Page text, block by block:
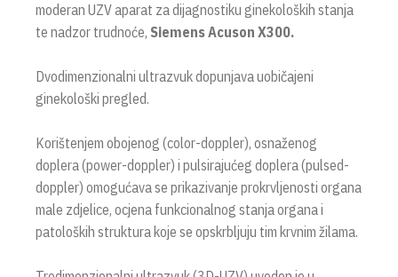
moderan UZV aparat za dijagnostiku ginekoloških stanja
te nadzor trudnoće, Siemens Acuson X300.
Dvodimenzionalni ultrazvuk dopunjava uobičajeni
ginekološki pregled.
Korištenjem obojenog (color-doppler), osnaženog
doplera (power-doppler) i pulsirajućeg doplera (pulsed-
doppler) omogućava se prikazivanje prokrvljenosti organa
male zdjelice, ocjena funkcionalnog stanja organa i
patoloških struktura koje se opskrbljuju tim krvnim žilama.